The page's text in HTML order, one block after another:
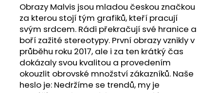
Obrazy Malvis jsou mladou českou značkou
za kterou stojí tým grafiků, kteří pracují
svým srdcem. Rádi překračují své hranice a
boří zažité stereotypy. První obrazy vznikly v
průběhu roku 2017, ale i za ten krátký čas
dokázaly svou kvalitou a provedením
okouzlit obrovské množství zákazníků. Naše
heslo je: Nedržíme se trendů, my je